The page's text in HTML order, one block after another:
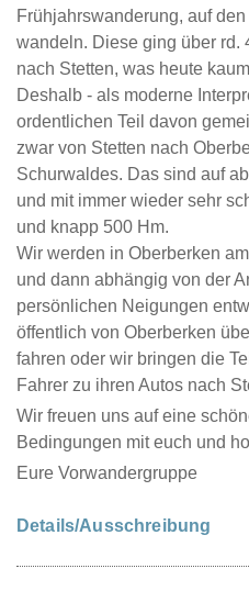
Frühjahrswanderung, auf den
wandeln. Diese ging über rd.
nach Stetten, was heute
Deshalb - als moderne
ordentlichen Teil davon
zwar von Stetten nach
Schurwaldes. Das sind auf
und mit immer wieder sehr
und knapp 500 Hm.
Wir werden in Oberberken
und dann abhängig von der
persönlichen Neigungen
öffentlich von Oberberken
fahren oder wir bringen die
Fahrer zu ihren Autos nach
Wir freuen uns auf eine
Bedingungen mit euch und
Eure Vorwandergruppe
Details/Ausschreibung